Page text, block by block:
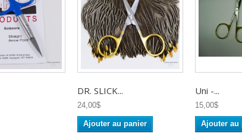
DR. SLICK...
24,00$
Ajouter au panier
Uni -...
15,00$
Ajouter au